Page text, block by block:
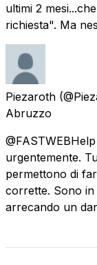
ultimi 2
richiesta". Ma
Piezaroth
Abruzzo
urgentemente.
permettono di
corrette. Sono in
arrecando un